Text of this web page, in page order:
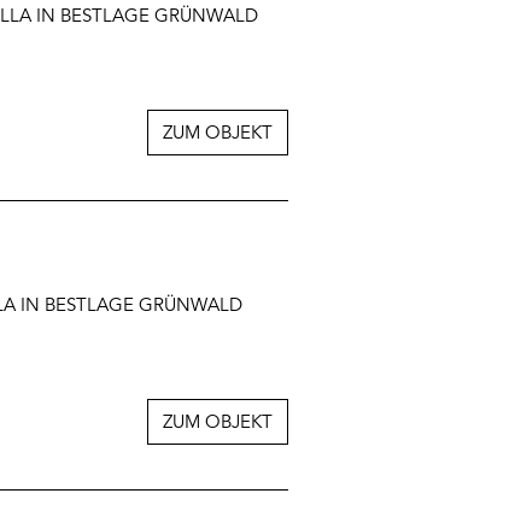
IN BESTLAGE GRÜNWALD
ZUM OBJEKT
IN BESTLAGE GRÜNWALD
ZUM OBJEKT